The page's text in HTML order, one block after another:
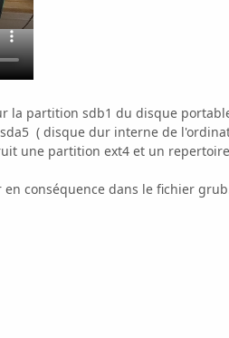
partition sdb1 du disque
( disque dur interne de
une partition ext4 et un
conséquence dans le fichier